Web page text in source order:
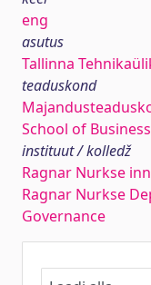
eng
asutus
Tallinna
teaduskond
School of
instituut / kolledž
Ragnar Nurkse
Ragnar Nurkse
Governance